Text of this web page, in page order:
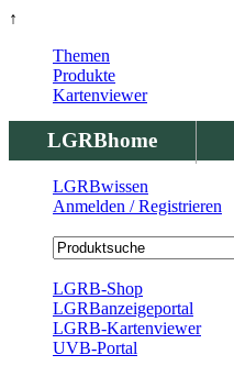
↑
LGRBhome
Themen
Produkte
Kartenviewer
LGRBwissen
Anmelden / Registrieren
LGRB-Shop
LGRBanzeigeportal
LGRB-Kartenviewer
UVB-Portal